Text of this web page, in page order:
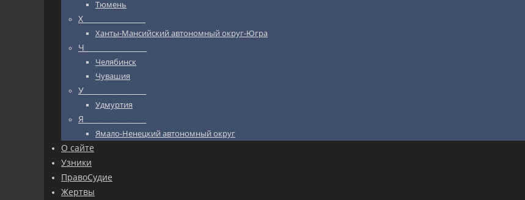
Тюмень
Х_________________
Ханты-Мансийский автономный округ-Югра
Ч_________________
Челябинск
Чувашия
У_________________
Удмуртия
Я_________________
Ямало-Ненецкий автономный округ
О сайте
Узники
ПравоСудие
Жертвы